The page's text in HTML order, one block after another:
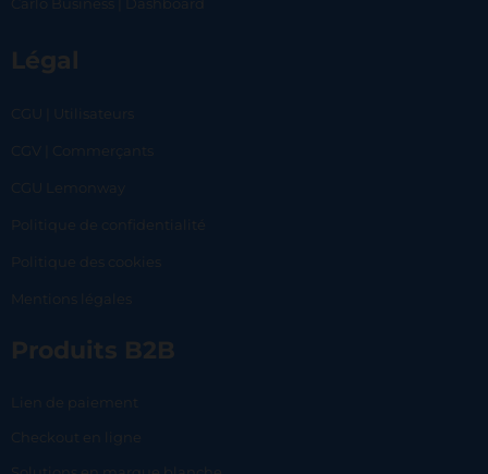
Carlo Business | Dashboard
Légal
CGU | Utilisateurs
CGV | Commerçants
CGU Lemonway
Politique de confidentialité
Politique des cookies
Mentions légales
Produits B2B
Lien de paiement
Checkout en ligne